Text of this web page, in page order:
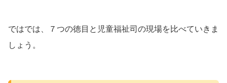
ではでは、７つの徳目と児童福祉司の現場を比べていきま
しょう。